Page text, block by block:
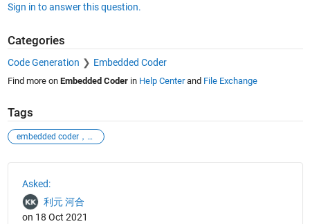
Sign in to answer this question.
Categories
Code Generation Embedded Coder
Find more on Embedded Coderin Help Centerand File Exchange
Tags
embedded coder，ツールブロック
Asked:
利元 河合
on 18 Oct 2021